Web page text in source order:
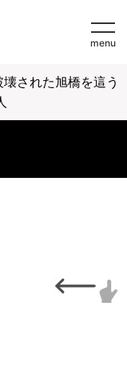
menu
された旭橋を這う